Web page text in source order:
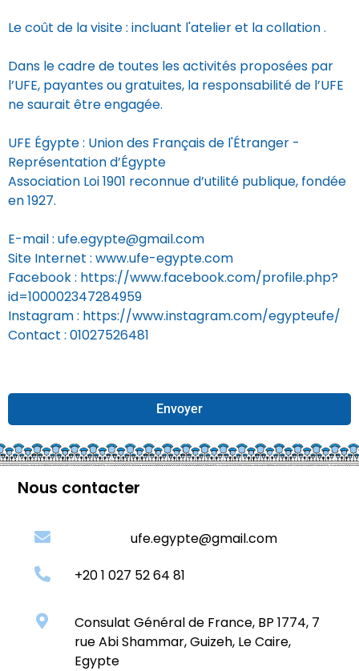
Le coût de la visite : incluant l'atelier et la collation .
Dans le cadre de toutes les activités proposées par
l’UFE, payantes ou gratuites, la responsabilité de l’UFE
ne saurait être engagée.
UFE Égypte : Union des Français de l'Étranger -
Représentation d’Égypte
Association Loi 1901 reconnue d’utilité publique, fondée
en 1927.
E-mail : ufe.egypte@gmail.com
Site Internet : www.ufe-egypte.com
Facebook : https://www.facebook.com/profile.php?
id=100002347284959
Instagram : https://www.instagram.com/egypteufe/
Contact : 01027526481
Envoyer
Nous contacter
ufe.egypte@gmail.com
+20 1 027 52 64 81
Consulat Général de France, BP 1774, 7
rue Abi Shammar, Guizeh, Le Caire,
Egypte